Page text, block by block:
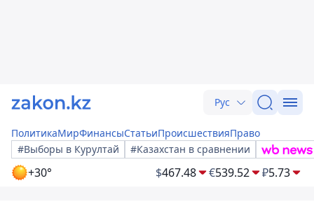
Рус
ПолитикаМирФинансыСтатьиПроисшествияПраво
#Выборы в Курултай
#Казахстан в сравнении
+30° $467.48 €539.52 ₽5.73